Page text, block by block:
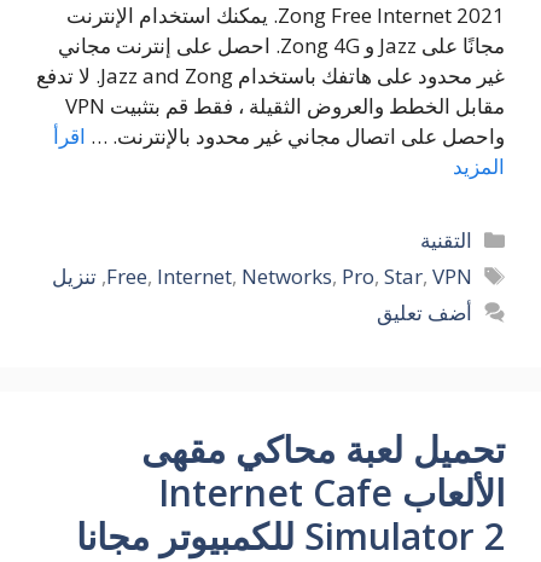
Zong Free Internet 2021. يمكنك استخدام الإنترنت
مجانًا على Jazz و Zong 4G. احصل على إنترنت مجاني
غير محدود على هاتفك باستخدام Jazz and Zong. لا تدفع
مقابل الخطط والعروض الثقيلة ، فقط قم بتثبيت VPN
واحصل على اتصال مجاني غير محدود بالإنترنت. … اقرأ
المزيد
التصنيفات
التقنية
الوسوم
Free, Internet, Networks, Pro, Star, VPN
,تنزيل
أضف تعليق
تحميل لعبة محاكي مقهى
الألعاب Internet Cafe
Simulator 2 للكمبيوتر مجانا